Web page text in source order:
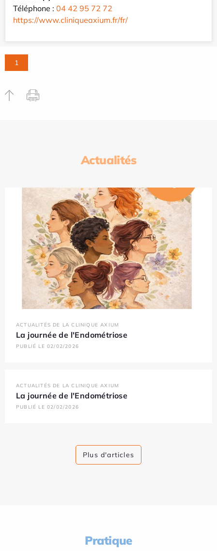
Téléphone : 04 42 95 72 72
https://www.cliniqueaxium.fr/fr/
1
Actualités
ACTUALITÉS DE LA CLINIQUE AXIUM
La journée de l'Endométriose
PUBLIÉ LE 02/02/2026
ACTUALITÉS DE LA CLINIQUE AXIUM
La journée de l'Endométriose
PUBLIÉ LE 02/02/2026
Plus d'articles
Pratique